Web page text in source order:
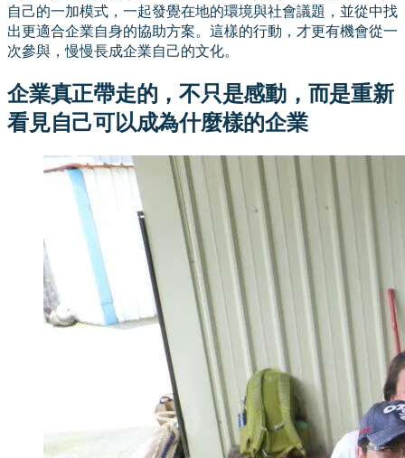
自己的一加模式，一起發覺在地的環境與社會議題，並從中找
出更適合企業自身的協助方案。這樣的行動，才更有機會從一
次參與，慢慢長成企業自己的文化。
企業真正帶走的，不只是感動，而是重新
看見自己可以成為什麼樣的企業